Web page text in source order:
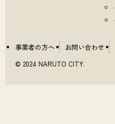
事業者の方へ お問い合わせ
© 2024 NARUTO CITY.